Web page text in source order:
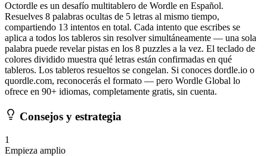
Octordle es un desafío multitablero de Wordle en Español.
Resuelves 8 palabras ocultas de 5 letras al mismo tiempo,
compartiendo 13 intentos en total. Cada intento que escribes se
aplica a todos los tableros sin resolver simultáneamente — una sola
palabra puede revelar pistas en los 8 puzzles a la vez. El teclado de
colores dividido muestra qué letras están confirmadas en qué
tableros. Los tableros resueltos se congelan. Si conoces dordle.io o
quordle.com, reconocerás el formato — pero Wordle Global lo
ofrece en 90+ idiomas, completamente gratis, sin cuenta.
Consejos y estrategia
1
Empieza amplio